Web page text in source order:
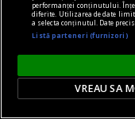
Consiliului
2026, si susține
acest proiect de
gestionarea ...
performanței conținutului.
diferite. Utilizarea de date
a selecta conținutul. Date
Listă parteneri (furnizori)
VREAU SA